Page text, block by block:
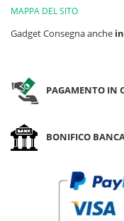
MAPPA DEL SITO
Gadget Consegna anche
PAGAMENTO IN
BONIFICO